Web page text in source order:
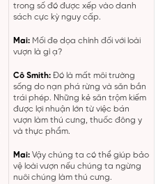
trong số đó được xếp vào danh
sách cực kỳ nguy cấp.
Mai: Mối đe dọa chính đối với loài
vượn là gì ạ?
Cô Smith: Đó là mất môi trường
sống do nạn phá rừng và săn bắn
trái phép. Những kẻ săn trộm kiếm
được lợi nhuận lớn từ việc bán
vượn làm thú cưng, thuốc đông y
và thực phẩm.
Mai: Vậy chúng ta có thể giúp bảo
vệ loài vượn nếu chúng ta ngừng
nuôi chúng làm thú cưng.